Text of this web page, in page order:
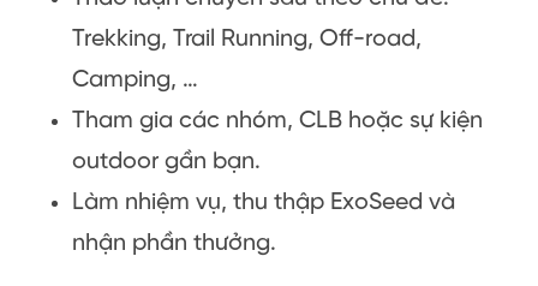
Trekking, Trail Running, Off-road,
Camping, …
Tham gia các nhóm, CLB hoặc sự kiện
outdoor gần bạn.
Làm nhiệm vụ, thu thập ExoSeed và
nhận phần thưởng.